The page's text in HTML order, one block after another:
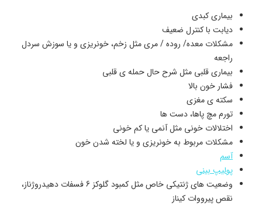
بیماری کبدی
دیابت با کنترل ضعیف
مشکلات معده/ روده / مری مثل زخم، خونریزی و یا سوزش سردل
راجعه
بیماری قلبی مثل شرح حال حمله ی قلبی
فشار خون بالا
سکته ی مغزی
تورم مچ پاها، دست ها
اختلالات خونی مثل آنمی یا کم خونی
مشکلات مربوط به خونریزی و یا لخته شدن خون
آسم
پولیپ بینی
وضعیت های ژنتیکی خاص مثل کمبود گلوکز 6 فسفات دهیدروژناز،
نقص پیرووات کیناز